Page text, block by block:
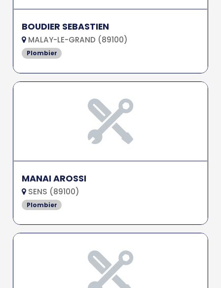
BOUDIER SEBASTIEN
MALAY-LE-GRAND (89100)
Plombier
MANAI AROSSI
SENS (89100)
Plombier